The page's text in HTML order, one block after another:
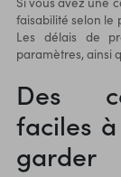
faisabilité selon le
Les délais de
paramètres, ainsi
Des
faciles
garder